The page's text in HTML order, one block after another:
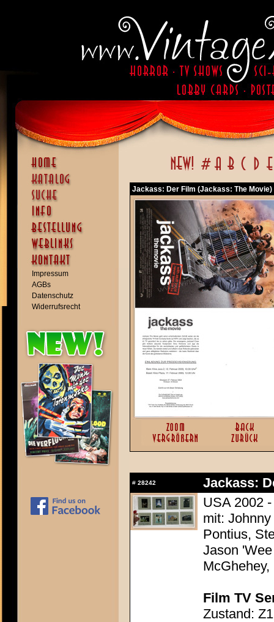
Impressum
AGBs
Datenschutz
Widerrufsrecht
Jackass: Der Film (Jackass: The Movie)
# 28242
Jackass:
USA 2002
mit:
Pontius,
Jason
Film TV
Zustand: Z1